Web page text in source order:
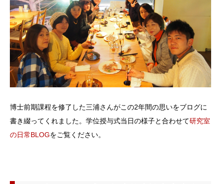
博士前期課程を修了した三浦さんがこの2年間の思いをブログに
書き綴ってくれました。学位授与式当日の様子と合わせて研究室
の日常BLOGをご覧ください。